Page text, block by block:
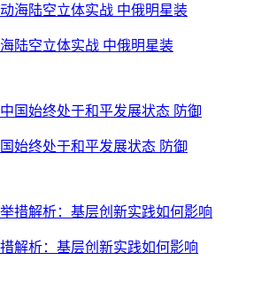
陆空立体实战 中俄明星装
始终处于和平发展状态 防御
解析：基层创新实践如何影响